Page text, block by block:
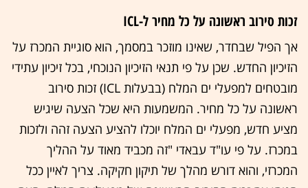
זכות סירוב ראשונה על כל מחיר ל-ICL
אך הפיל שבחדר, שאינו מוזכר במסמך, הוא סוגיית המכרז על
הזיכיון החדש. שכן על פי תנאי הזיכיון הנוכחי, בכל זיכיון עתידי
מובטחים למפעלי ים המלח (בבעלות ICL) זכות סירוב
ראשונה על כל מחיר. המשמעות היא שכל הצעה שיגיש
מציע חדש, מפעלי ים המלח יוכלו להציע הצעה זהה ולזכות
במכרז. על פי עו"ד עבאדי "זה מכביד מאוד על ההליך
המכרזי, והוא דורש מהלך של תיקון חקיקה. צריך לאיין ככל